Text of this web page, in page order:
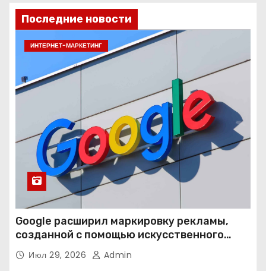
Последние новости
ИНТЕРНЕТ-МАРКЕТИНГ
Google расширил маркировку рекламы,
созданной с помощью искусственного
интеллекта
Июл 29, 2026 Admin